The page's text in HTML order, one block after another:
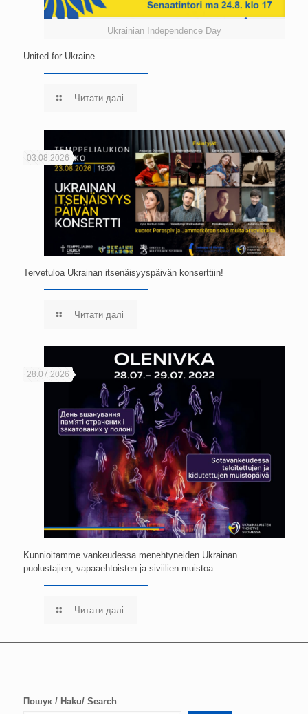
Ukrainian Independence Day
United for Ukraine
Читати далі
03.08.2026
Tervetuloa Ukrainan itsenäisyyspäivän konserttiin!
Читати далі
28.07.2026
Kunnioitamme vankeudessa menehtyneiden Ukrainan
puolustajien, vapaaehtoisten ja siviilien muistoa
Читати далі
Пошук / Haku/ Search